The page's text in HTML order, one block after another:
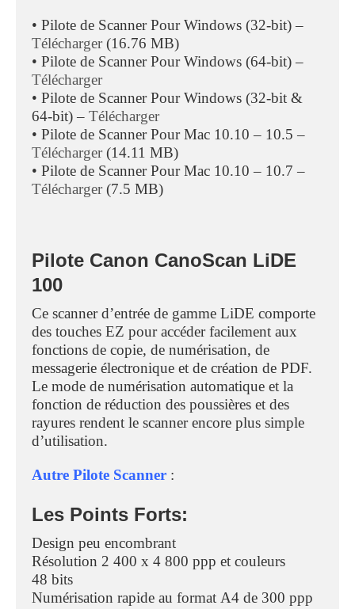
• Pilote de Scanner Pour Windows (32-bit) –
Télécharger(16.76 MB)
• Pilote de Scanner Pour Windows (64-bit) –
Télécharger
• Pilote de Scanner Pour Windows (32-bit &
64-bit) – Télécharger
• Pilote de Scanner Pour Mac 10.10 – 10.5 –
Télécharger(14.11 MB)
• Pilote de Scanner Pour Mac 10.10 – 10.7 –
Télécharger(7.5 MB)
Pilote Canon CanoScan LiDE
100
Ce scanner d’entrée de gamme LiDE comporte
des touches EZ pour accéder facilement aux
fonctions de copie, de numérisation, de
messagerie électronique et de création de PDF.
Le mode de numérisation automatique et la
fonction de réduction des poussières et des
rayures rendent le scanner encore plus simple
d’utilisation.
Autre Pilote Scanner :
Les Points Forts:
Design peu encombrant
Résolution 2 400 x 4 800 ppp et couleurs
48 bits
Numérisation rapide au format A4 de 300 ppp